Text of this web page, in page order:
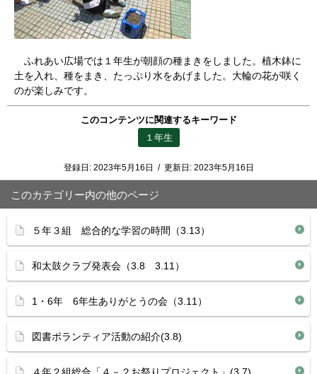
ふれあい広場では１年生が朝顔の種まきをしました。植木鉢に
土を入れ、種をまき、たっぷり水をあげました。大輪の花が咲く
のが楽しみです。
このコンテンツに関連するキーワード
１年生
登録日: 2023年5月16日 / 更新日: 2023年5月16日
このカテゴリー内の他のページ
５年３組 総合的な学習の時間（3.13）
和太鼓クラブ発表会（3.8 3.11）
1・6年 6年生ありがとうの会（3.11）
図書ボランティア活動の紹介(3.8)